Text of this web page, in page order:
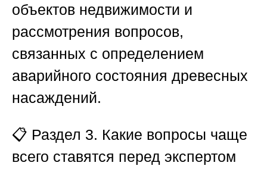
объектов недвижимости и
рассмотрения вопросов,
связанных с определением
аварийного состояния древесных
насаждений.
📋 Раздел 3. Какие вопросы чаще
всего ставятся перед экспертом